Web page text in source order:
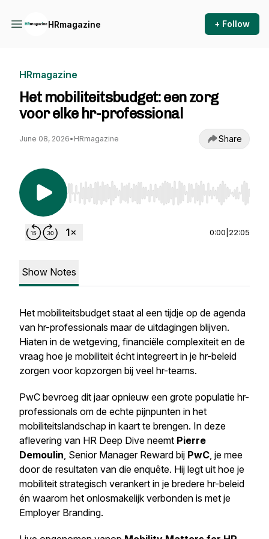
HRmagazine + Follow
HRmagazine
Het mobiliteitsbudget: een zorg
voor elke hr-professional
June 08, 2026• HRmagazine Share
Use Left/Right to seek, Home/End to jump to
0:00 22:05
Show Notes
Het mobiliteitsbudget staat al een tijdje op de agenda
van hr-professionals maar de uitdagingen blijven.
Hiaten in de wetgeving, financiële complexiteit en de
vraag hoe je mobiliteit écht integreert in je hr-beleid
zorgen voor kopzorgen bij veel hr-teams.
PwC bevroeg dit jaar opnieuw een grote populatie hr-
professionals om de echte pijnpunten in het
mobiliteitslandschap in kaart te brengen. In deze
aflevering van HR Deep Dive neemt Pierre
Demoulin, Senior Manager Reward bij PwC, je mee
door de resultaten van die enquête. Hij legt uit hoe je
mobiliteit strategisch verankert in je bredere hr-beleid
én waarom het onlosmakelijk verbonden is met je
Employer Branding.